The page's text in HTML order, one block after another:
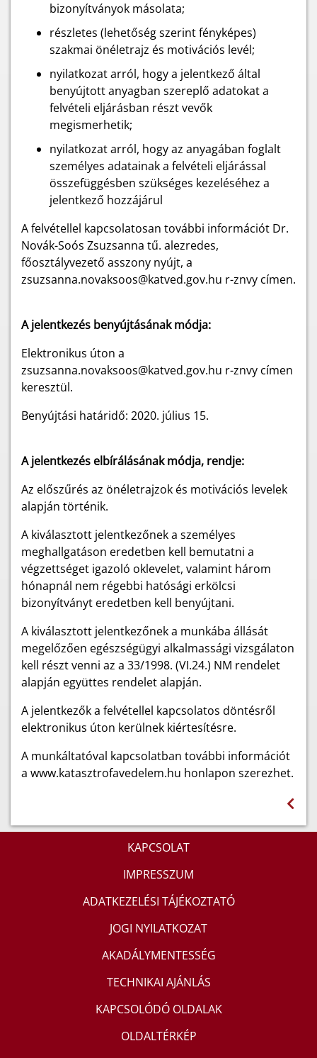
bizonyítványok másolata;
részletes (lehetőség szerint fényképes)
szakmai önéletrajz és motivációs levél;
nyilatkozat arról, hogy a jelentkező által
benyújtott anyagban szereplő adatokat a
felvételi eljárásban részt vevők
megismerhetik;
nyilatkozat arról, hogy az anyagában foglalt
személyes adatainak a felvételi eljárással
összefüggésben szükséges kezeléséhez a
jelentkező hozzájárul
A felvétellel kapcsolatosan további információt Dr.
Novák-Soós Zsuzsanna tű. alezredes,
főosztályvezető asszony nyújt, a
zsuzsanna.novaksoos@katved.gov.hu r-znvy címen.
A jelentkezés benyújtásának módja:
Elektronikus úton a
zsuzsanna.novaksoos@katved.gov.hu r-znvy címen
keresztül.
Benyújtási határidő: 2020. július 15.
A jelentkezés elbírálásának módja, rendje:
Az előszűrés az önéletrajzok és motivációs levelek
alapján történik.
A kiválasztott jelentkezőnek a személyes
meghallgatáson eredetben kell bemutatni a
végzettséget igazoló oklevelet, valamint három
hónapnál nem régebbi hatósági erkölcsi
bizonyítványt eredetben kell benyújtani.
A kiválasztott jelentkezőnek a munkába állását
megelőzően egészségügyi alkalmassági vizsgálaton
kell részt venni az a 33/1998. (VI.24.) NM rendelet
alapján együttes rendelet alapján.
A jelentkezők a felvétellel kapcsolatos döntésről
elektronikus úton kerülnek kiértesítésre.
A munkáltatóval kapcsolatban további információt
a www.katasztrofavedelem.hu honlapon szerezhet.
KAPCSOLAT
IMPRESSZUM
ADATKEZELÉSI TÁJÉKOZTATÓ
JOGI NYILATKOZAT
AKADÁLYMENTESSÉG
TECHNIKAI AJÁNLÁS
KAPCSOLÓDÓ OLDALAK
OLDALTÉRKÉP